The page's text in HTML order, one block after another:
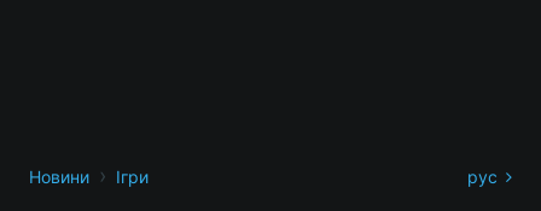
Новини › Ігри рус